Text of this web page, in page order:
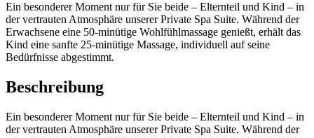
Ein besonderer Moment nur für Sie beide – Elternteil und Kind – in
der vertrauten Atmosphäre unserer Private Spa Suite. Während der
Erwachsene eine 50-minütige Wohlfühlmassage genießt, erhält das
Kind eine sanfte 25-minütige Massage, individuell auf seine
Bedürfnisse abgestimmt.
Beschreibung
Ein besonderer Moment nur für Sie beide – Elternteil und Kind – in
der vertrauten Atmosphäre unserer Private Spa Suite. Während der